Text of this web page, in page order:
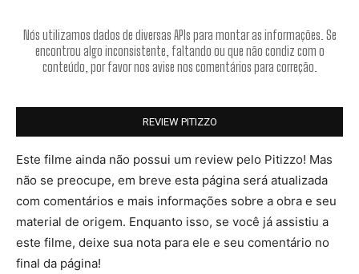
Nós utilizamos dados de diversas APIs para montar as informações. Se
encontrou algo inconsistente, faltando ou que não condiz com o
conteúdo, por favor nos avise nos comentários para correção.
REVIEW PITIZZO
Este filme ainda não possui um review pelo Pitizzo! Mas
não se preocupe, em breve esta página será atualizada
com comentários e mais informações sobre a obra e seu
material de origem. Enquanto isso, se você já assistiu a
este filme, deixe sua nota para ele e seu comentário no
final da página!